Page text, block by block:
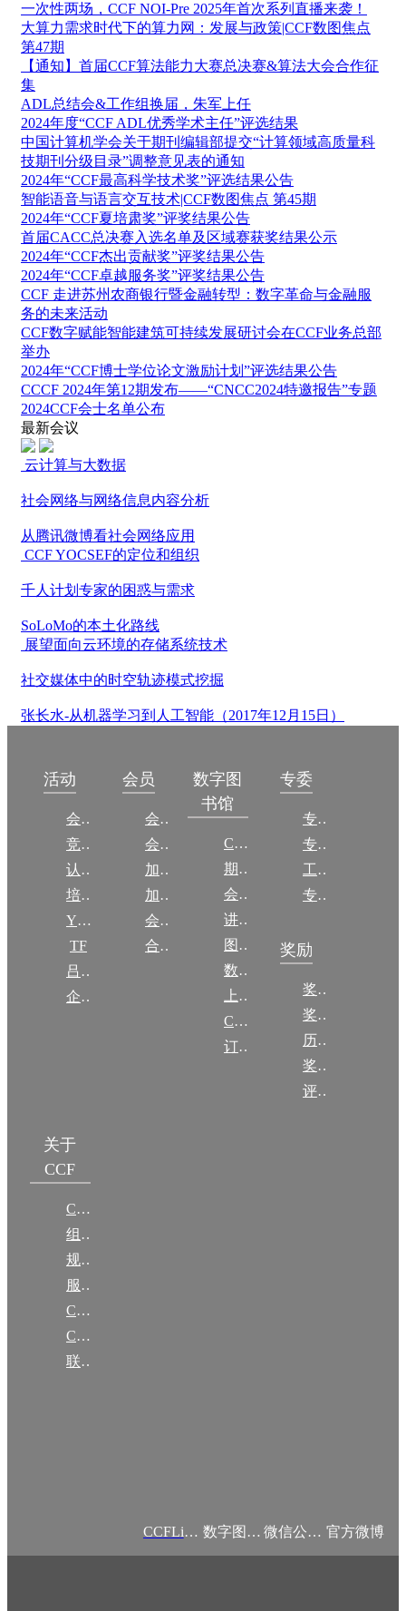
一次性两场，CCF NOI-Pre 2025年首次系列直播来袭！
大算力需求时代下的算力网：发展与政策|CCF数图焦点
第47期
【通知】首届CCF算法能力大赛总决赛&算法大会合作征
集
ADL总结会&工作组换届，朱军上任
2024年度“CCF ADL优秀学术主任”评选结果
中国计算机学会关于期刊编辑部提交“计算领域高质量科
技期刊分级目录”调整意见表的通知
2024年“CCF最高科学技术奖”评选结果公告
智能语音与语言交互技术|CCF数图焦点 第45期
2024年“CCF夏培肃奖”评奖结果公告
首届CACC总决赛入选名单及区域赛获奖结果公示
2024年“CCF杰出贡献奖”评奖结果公告
2024年“CCF卓越服务奖”评奖结果公告
CCF 走进苏州农商银行暨金融转型：数字革命与金融服
务的未来活动
CCF数字赋能智能建筑可持续发展研讨会在CCF业务总部
举办
2024年“CCF博士学位论文激励计划”评选结果公告
CCCF 2024年第12期发布——“CNCC2024特邀报告”专题
2024CCF会士名单公布
最新会议
云计算与大数据
社会网络与网络信息内容分析
从腾讯微博看社会网络应用
CCF YOCSEF的定位和组织
千人计划专家的困惑与需求
SoLoMo的本土化路线
展望面向云环境的存储系统技术
社交媒体中的时空轨迹模式挖掘
张长水-从机器学习到人工智能（2017年12月15日）
活动
会议
竞赛
认证
培训
YOCSEF
TF
吕梁振兴
企智会
会员
会员简介
会员权益
加入CCF
加入CCF
会员交费
合作伙伴
数字图
书馆
CCCF
期刊
会议
讲稿
图集
数图编审委员会
上传/发布作品
CCF DL Focus
订阅《计算》
专委
专委简介
专委条例
工作问答
专委名单
奖励
奖励动态
奖励目录
历年获奖名单
奖项推荐
评奖条例
关于
CCF
CCF简介
组织机构
规章
服务项目
CCF大事记
CCF创建60周年
联系我们
CCFLink APP 数字图书馆 微信公众号 官方微博